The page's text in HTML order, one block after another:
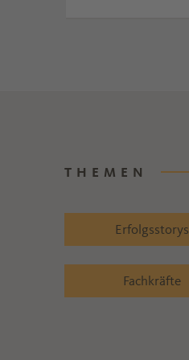
THEMEN
Erfolgsstorys
Fachkräfte